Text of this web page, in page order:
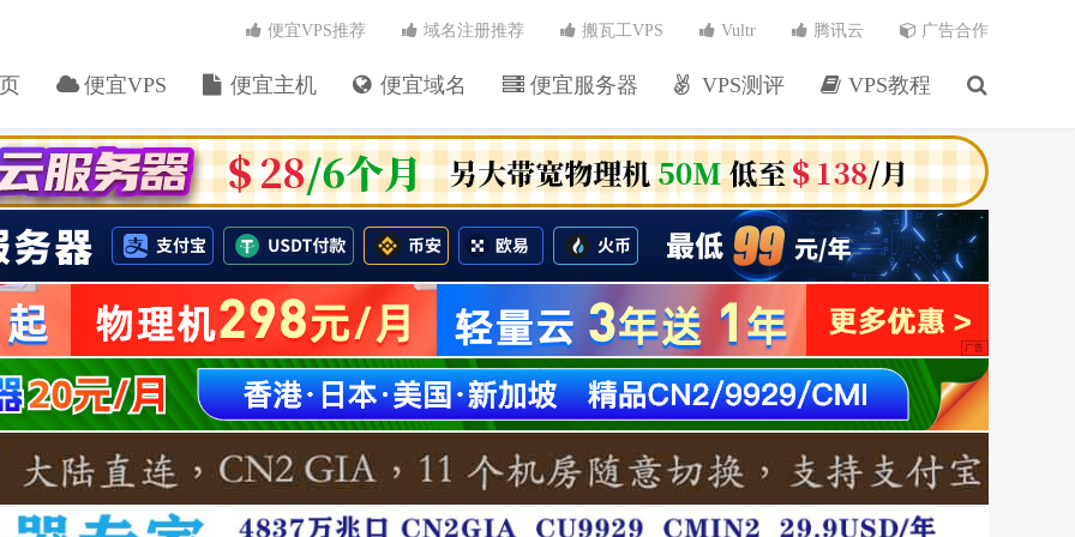
便宜VPS 便宜主机 便宜域名 便宜服务器 VPS测评 VPS教程
便宜VPS推荐 域名注册推荐 搬瓦工VPS Vultr 腾讯云 广告合作